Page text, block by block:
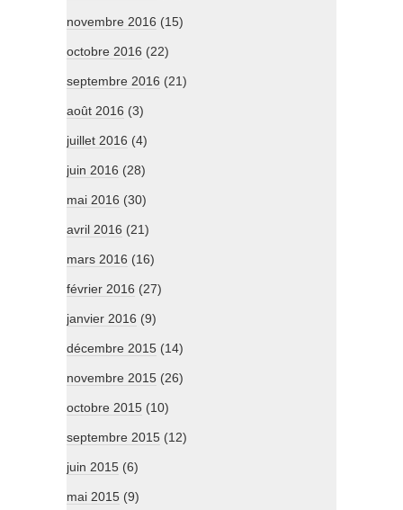
novembre 2016 (15)
octobre 2016 (22)
septembre 2016 (21)
août 2016 (3)
juillet 2016 (4)
juin 2016 (28)
mai 2016 (30)
avril 2016 (21)
mars 2016 (16)
février 2016 (27)
janvier 2016 (9)
décembre 2015 (14)
novembre 2015 (26)
octobre 2015 (10)
septembre 2015 (12)
juin 2015 (6)
mai 2015 (9)